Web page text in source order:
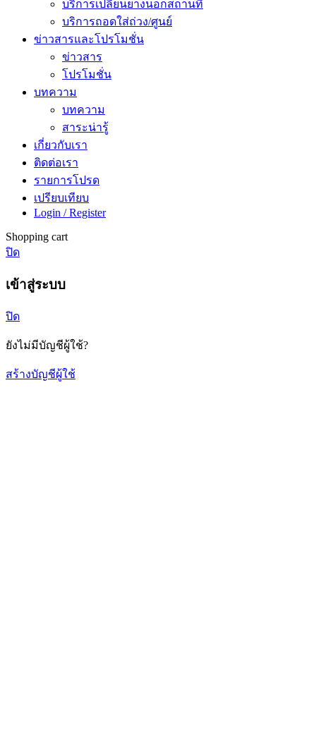
บริการเปลี่ยนยางนอกสถานที่
บริการถอดใส่ถ่วง/ศูนย์
ข่าวสารและโปรโมชั่น
ข่าวสาร
โปรโมชั่น
บทความ
บทความ
สาระน่ารู้
เกี่ยวกับเรา
ติดต่อเรา
รายการโปรด
เปรียบเทียบ
Login / Register
Shopping cart
ปิด
เข้าสู่ระบบ
ปิด
ยังไม่มีบัญชีผู้ใช้?
สร้างบัญชีผู้ใช้